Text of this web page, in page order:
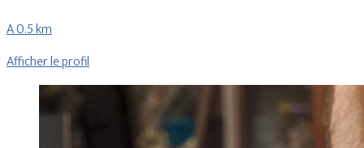
A 0.5 km
Afficher le profil